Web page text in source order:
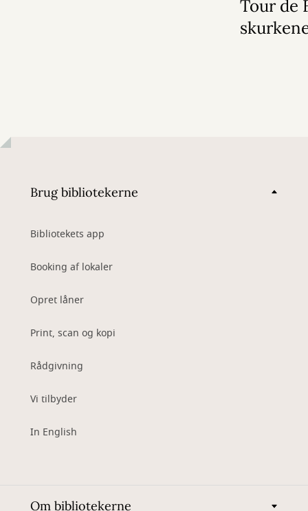
Tour de
Brug bibliotekerne
Bibliotekets app
Booking af lokaler
Opret låner
Print, scan og kopi
Rådgivning
Vi tilbyder
In English
Om bibliotekerne